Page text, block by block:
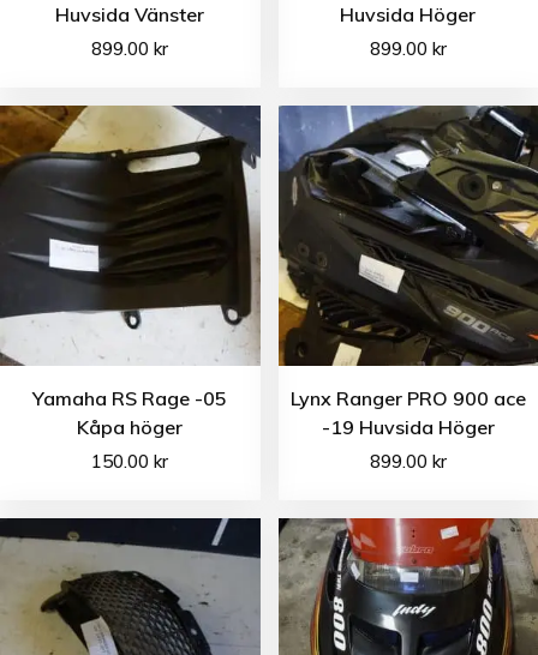
Huvsida Vänster
899.00kr
Huvsida Höger
899.00 kr
Yamaha RS Rage -05
Kåpa höger
150.00kr
Lynx Ranger PRO 900 ace
-19 Huvsida Höger
899.00 kr